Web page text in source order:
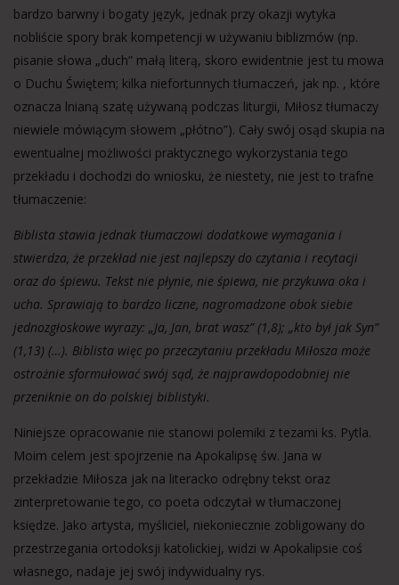
bardzo barwny i bogaty język, jednak przy okazji wytyka
nobliście spory brak kompetencji w używaniu biblizmów (np.
pisanie słowa „duch” małą literą, skoro ewidentnie jest tu mowa
o Duchu Świętem; kilka niefortunnych tłumaczeń, jak np. , które
oznacza lnianą szatę używaną podczas liturgii, Miłosz tłumaczy
niewiele mówiącym słowem „płótno”). Cały swój osąd skupia na
ewentualnej możliwości praktycznego wykorzystania tego
przekładu i dochodzi do wniosku, że niestety, nie jest to trafne
tłumaczenie:
Biblista stawia jednak tłumaczowi dodatkowe wymagania i
stwierdza, że przekład nie jest najlepszy do czytania i recytacji
oraz do śpiewu. Tekst nie płynie, nie śpiewa, nie przykuwa oka i
ucha. Sprawiają to bardzo liczne, nagromadzone obok siebie
jednozgłoskowe wyrazy: „Ja, Jan, brat wasz” (1,8); „kto był jak Syn”
(1,13) (…). Biblista więc po przeczytaniu przekładu Miłosza może
ostrożnie sformułować swój sąd, że najprawdopodobniej nie
przeniknie on do polskiej biblistyki.
Niniejsze opracowanie nie stanowi polemiki z tezami ks. Pytla.
Moim celem jest spojrzenie na Apokalipsę św. Jana w
przekładzie Miłosza jak na literacko odrębny tekst oraz
zinterpretowanie tego, co poeta odczytał w tłumaczonej
księdze. Jako artysta, myśliciel, niekoniecznie zobligowany do
przestrzegania ortodoksji katolickiej, widzi w Apokalipsie coś
własnego, nadaje jej swój indywidualny rys.